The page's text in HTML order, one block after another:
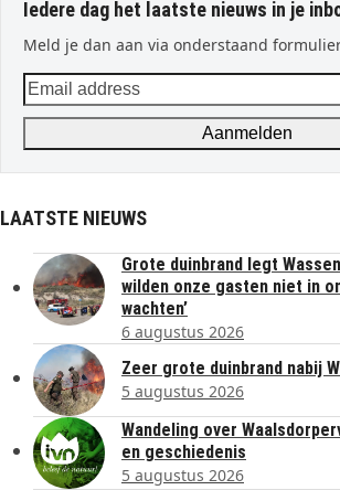
Iedere dag het laatste nieuws in je
Meld je dan aan via onderstaand
Email
address
Aanmelden
LAATSTE NIEUWS
Grote duinbrand legt
wilden onze gasten niet in
wachten’
6 augustus 2026
Zeer grote duinbrand nabij
5 augustus 2026
Wandeling over
en geschiedenis
5 augustus 2026